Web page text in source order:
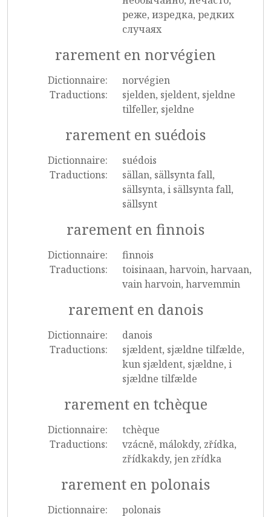
реже, изредка, редких
случаях
rarement en norvégien
Dictionnaire:
norvégien
Traductions:
sjelden, sjeldent, sjeldne
tilfeller, sjeldne
rarement en suédois
Dictionnaire:
suédois
Traductions:
sällan, sällsynta fall,
sällsynta, i sällsynta fall,
sällsynt
rarement en finnois
Dictionnaire:
finnois
Traductions:
toisinaan, harvoin, harvaan,
vain harvoin, harvemmin
rarement en danois
Dictionnaire:
danois
Traductions:
sjældent, sjældne tilfælde,
kun sjældent, sjældne, i
sjældne tilfælde
rarement en tchèque
Dictionnaire:
tchèque
Traductions:
vzácně, málokdy, zřídka,
zřídkakdy, jen zřídka
rarement en polonais
Dictionnaire:
polonais